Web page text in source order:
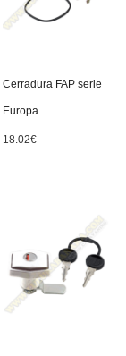
Cerradura FAP serie
Europa
18.02€